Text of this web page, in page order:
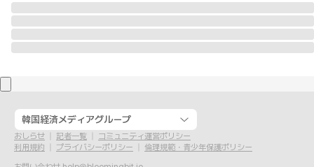
韓国経済メディアグループ
おしらせ 記者一覧
コミュニティ運営ポリシー
利用規約
プライバシーポリシー
倫理規範・青少年保護ポリシー